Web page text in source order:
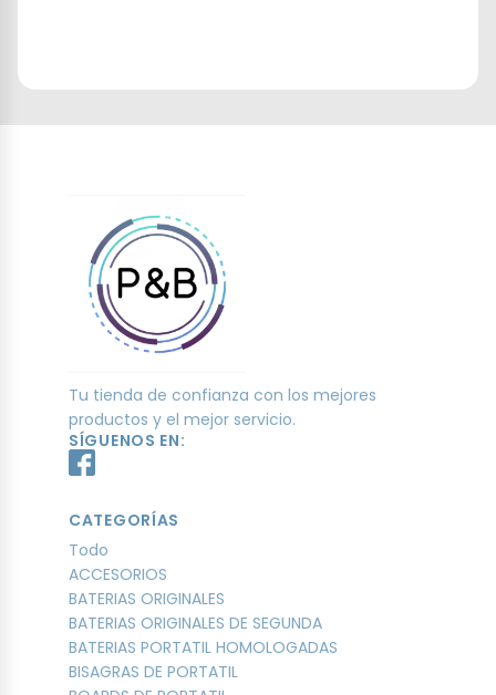
Tu tienda de confianza con los mejores
productos y el mejor servicio.
SÍGUENOS EN:
CATEGORÍAS
Todo
ACCESORIOS
BATERIAS ORIGINALES
BATERIAS ORIGINALES DE SEGUNDA
BATERIAS PORTATIL HOMOLOGADAS
BISAGRAS DE PORTATIL